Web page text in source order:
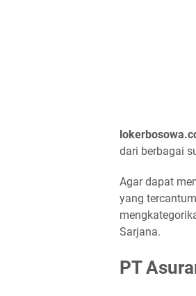
dari berbagai
Agar dapat
yang
Sarjana.
PT